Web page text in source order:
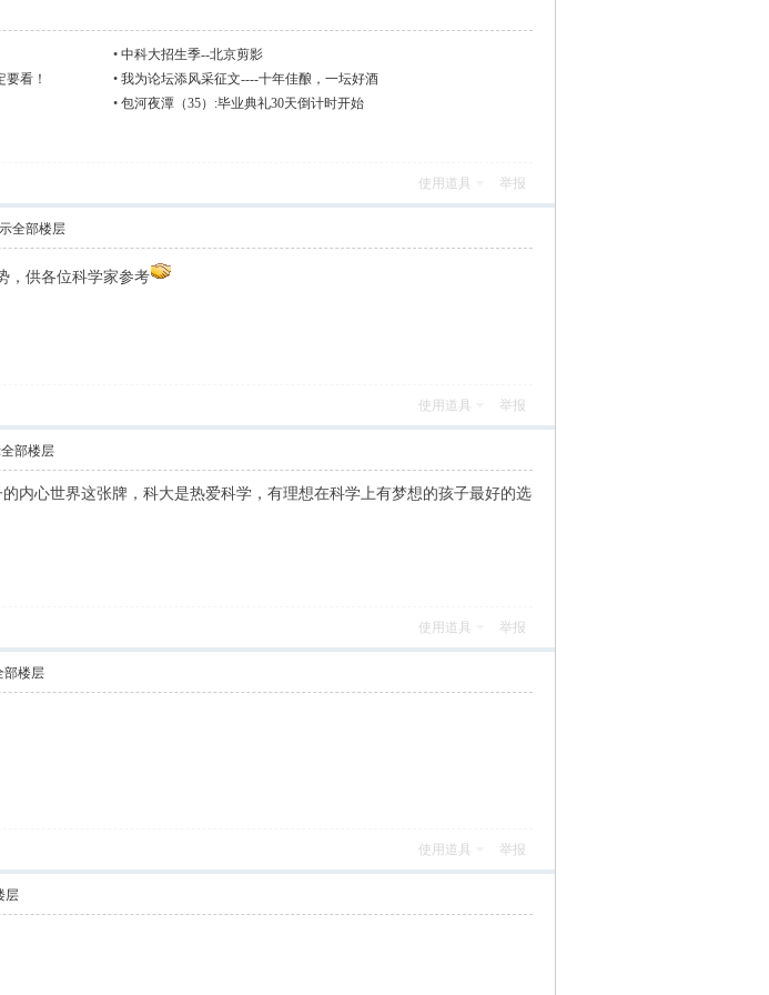
• 中科大招生季--北京剪影
看！ • 我为论坛添风采征文----十年佳酿，一坛好酒
• 包河夜潭（35）:毕业典礼30天倒计时开始
使用道具 举报
全部楼层
，供各位科学家参考
使用道具 举报
部楼层
内心世界这张牌，科大是热爱科学，有理想在科学上有梦想的孩子最好的选
使用道具 举报
部楼层
使用道具 举报
层